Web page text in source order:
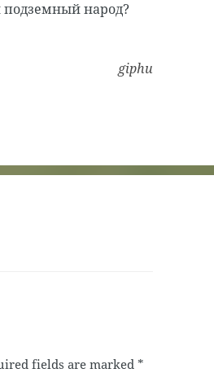
подземный народ?
giphu
fields are marked *